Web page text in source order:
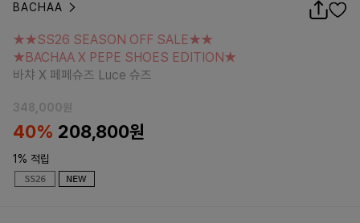
BACHAA
★BACHAA X PEPE SHOES EDITION★
바챠 X 페페슈즈 Luce 슈즈
★★SS26 SEASON OFF SALE★★
★BACHAA X PEPE SHOES EDITION★
바챠 X 페페슈즈 Luce 슈즈
348,000원
40% 208,800원
1% 적립